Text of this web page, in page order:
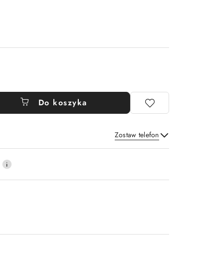
Do koszyka
Zostaw telefon
Wyślij